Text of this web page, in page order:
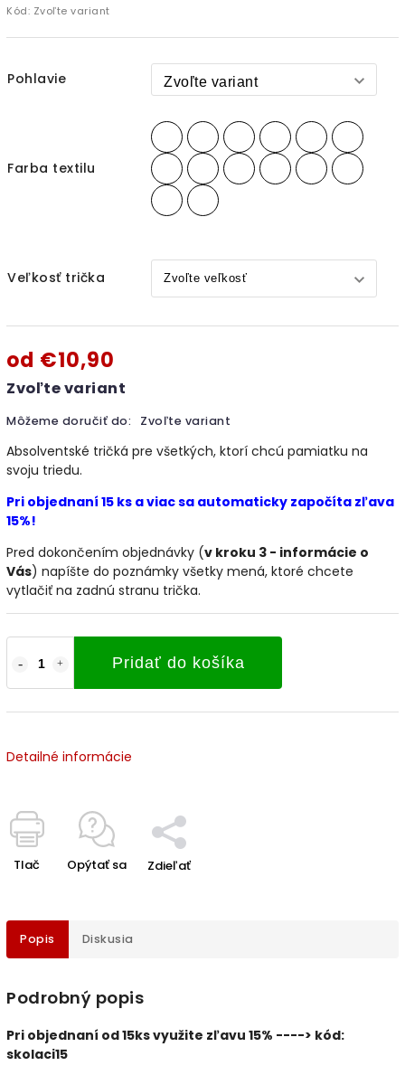
Kód: Zvoľte variant
Pohlavie
Farba textilu
Veľkosť trička
od €10,90
Zvoľte variant
Môžeme doručiť do: Zvoľte variant
Pridať do košíka
Absolventské tričká pre všetkých, ktorí chcú pamiatku na
svoju triedu.
Pri objednaní 15 ks a viac sa automaticky započíta zľava
15%!
Pred dokončením objednávky (v kroku 3 - informácie o
Vás) napíšte do poznámky všetky mená, ktoré chcete
vytlačiť na zadnú stranu trička.
Detailné informácie
Tlač Opýtať sa Zdieľať
Popis Diskusia
Podrobný popis
Pri objednaní od 15ks využite zľavu 15% ----> kód:
skolaci15